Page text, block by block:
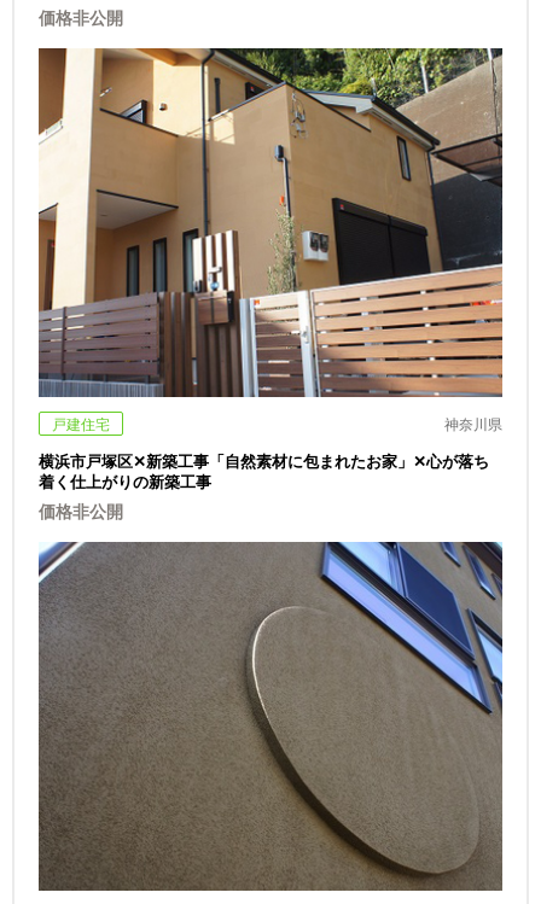
価格非公開
戸建住宅 神奈川県
横浜市戸塚区✕新築工事「自然素材に包まれたお家」✕心が落ち
着く仕上がりの新築工事
価格非公開